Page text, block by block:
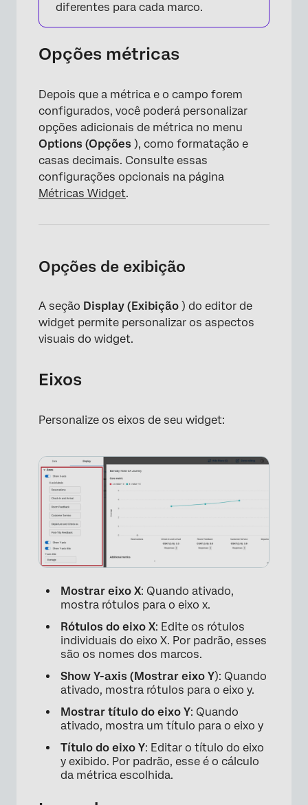
×
diferentes para cada marco.
Opções métricas
Depois que a métrica e o campo forem
configurados, você poderá personalizar
opções adicionais de métrica no menu
Options (Opções ), como formatação e
casas decimais. Consulte essas
configurações opcionais na página
Métricas Widget.
Opções de exibição
A seção Display (Exibição ) do editor de
widget permite personalizar os aspectos
visuais do widget.
Eixos
Personalize os eixos de seu widget:
Mostrar eixo X: Quando ativado,
mostra rótulos para o eixo x.
Rótulos do eixo X: Edite os rótulos
individuais do eixo X. Por padrão, esses
são os nomes dos marcos.
Show Y-axis (Mostrar eixo Y): Quando
ativado, mostra rótulos para o eixo y.
Mostrar título do eixo Y: Quando
ativado, mostra um título para o eixo y
Título do eixo Y: Editar o título do eixo
y exibido. Por padrão, esse é o cálculo
da métrica escolhida.